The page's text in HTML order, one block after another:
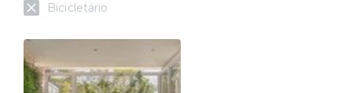
Bicicletário